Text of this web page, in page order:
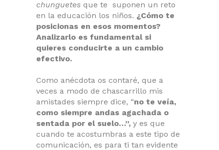
chunguetes que te suponen un reto
en la educación los niños. ¿Cómo te
posicionas en esos momentos?
Analizarlo es fundamental si
quieres conducirte a un cambio
efectivo.
Como anécdota os contaré, que a
veces a modo de chascarrillo mis
amistades siempre dice, “no te veía,
como siempre andas agachada o
sentada por el suelo…”, y es que
cuando te acostumbras a este tipo de
comunicación, es para ti tan evidente